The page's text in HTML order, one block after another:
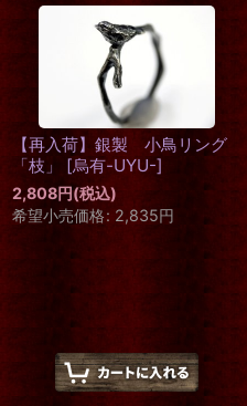
【再入荷】銀製 小鳥リング
「枝」
[烏有-UYU-]
2,808円(税込)
希望小売価格: 2,835円